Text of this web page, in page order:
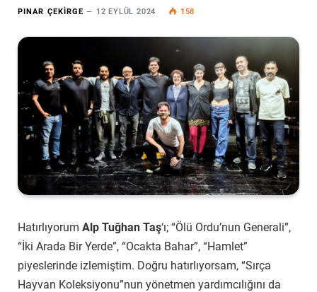
PINAR ÇEKIRGE 12 EYLÜL 2024 158
Hatırlıyorum Alp Tuğhan Taş‘ı; “Ölü Ordu’nun Generali”,
“İki Arada Bir Yerde”, “Ocakta Bahar”, “Hamlet”
piyeslerinde izlemiştim. Doğru hatırlıyorsam, “Sırça
Hayvan Koleksiyonu”nun yönetmen yardımcılığını da